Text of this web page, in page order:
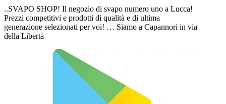
..SVAPO SHOP! Il negozio di svapo numero uno a Lucca!
Prezzi competitivi e prodotti di qualità e di ultima
generazione selezionati per voi! … Siamo a Capannori in via
della Libertà